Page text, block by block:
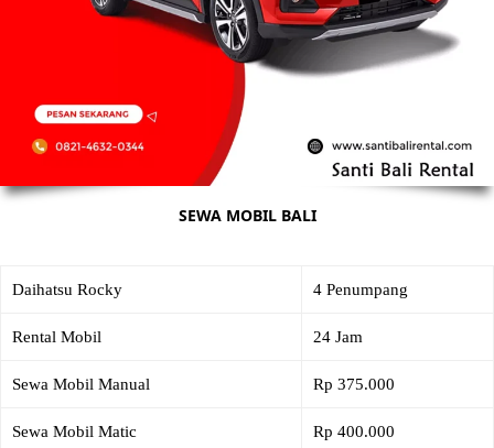
SEWA MOBIL BALI
Daihatsu Rocky 4 Penumpang
Rental Mobil 24 Jam
Sewa Mobil Manual Rp 375.000
Sewa Mobil Matic Rp 400.000